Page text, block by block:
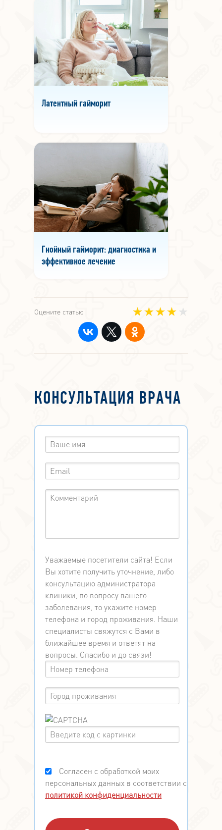
Латентный гайморит
Гнойный гайморит: диагностика и
эффективное лечение
Оцените статью
КОНСУЛЬТАЦИЯ ВРАЧА
Уважаемые посетители сайта! Если
Вы хотите получить уточнение, либо
консультацию администратора
клиники, по вопросу вашего
заболевания, то укажите номер
телефона и город проживания. Наши
специалисты свяжутся с Вами в
ближайшее время и ответят на
вопросы. Спасибо и до связи!
Согласен с обработкой моих
персональных данных в соответствии с
политикой конфиденциальности